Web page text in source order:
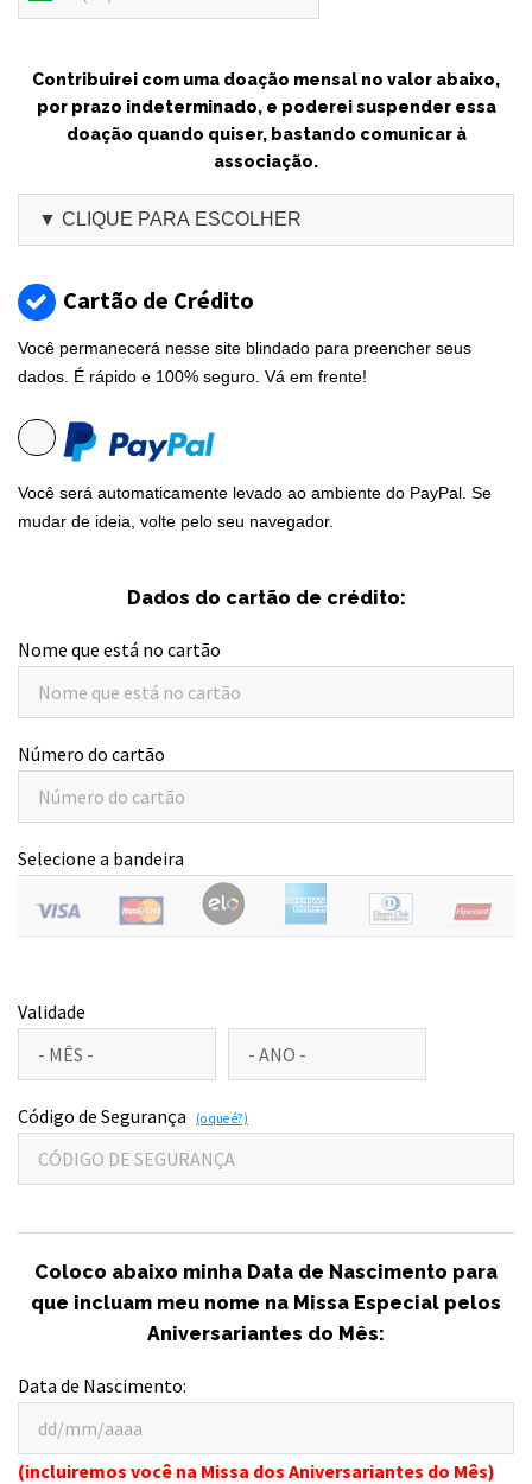
Contribuirei com uma doação mensal no valor abaixo,
por prazo indeterminado, e poderei suspender essa
doação quando quiser, bastando comunicar à
associação.
Cartão de Crédito
Você permanecerá nesse site blindado para preencher seus
dados. É rápido e 100% seguro. Vá em frente!
Você será automaticamente levado ao ambiente do PayPal. Se
mudar de ideia, volte pelo seu navegador.
Dados do cartão de crédito:
Nome que está no cartão
Número do cartão
Selecione a bandeira
Validade
Código de Segurança (o que é?)
Coloco abaixo minha Data de Nascimento para
que incluam meu nome na Missa Especial pelos
Aniversariantes do Mês:
Data de Nascimento:
(incluiremos você na Missa dos Aniversariantes do Mês)